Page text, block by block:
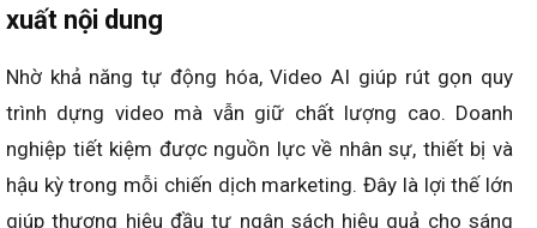
xuất nội dung
Nhờ khả năng tự động hóa, Video AI giúp rút gọn quy
trình dựng video mà vẫn giữ chất lượng cao. Doanh
nghiệp tiết kiệm được nguồn lực về nhân sự, thiết bị và
hậu kỳ trong mỗi chiến dịch marketing. Đây là lợi thế lớn
giúp thương hiệu đầu tư ngân sách hiệu quả cho sáng